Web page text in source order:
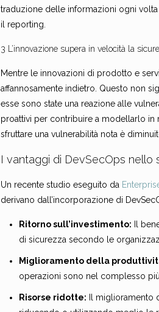
traduzione delle informazioni ogni
il reporting.
3 L’innovazione supera in velocità la
Mentre le innovazioni di prodotto e
affannosamente indietro. Questo non
esse sono state una reazione alle
proattivi per contribuire a modellarlo
sfruttare una vulnerabilità nota è
I vantaggi di DevSecOps nello
Un recente studio eseguito da
derivano dall’incorporazione di
Ritorno sull’investimento: Il
di sicurezza secondo le
Miglioramento della
operazioni sono nel complesso
Risorse ridotte: Il miglioramento